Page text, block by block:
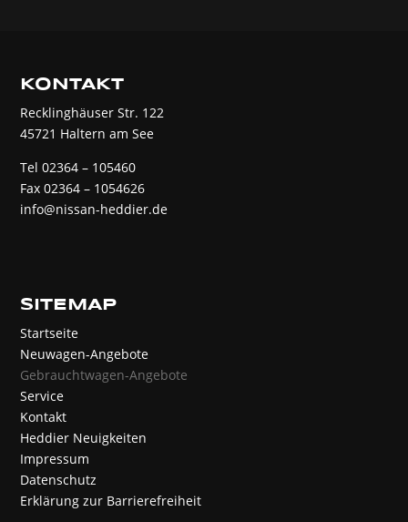
KONTAKT
Recklinghäuser Str. 122
45721 Haltern am See
Tel 02364 – 105460
Fax 02364 – 1054626
info@nissan-heddier.de
SITEMAP
Startseite
Neuwagen-Angebote
Gebrauchtwagen-Angebote
Service
Kontakt
Heddier Neuigkeiten
Impressum
Datenschutz
Erklärung zur Barrierefreiheit